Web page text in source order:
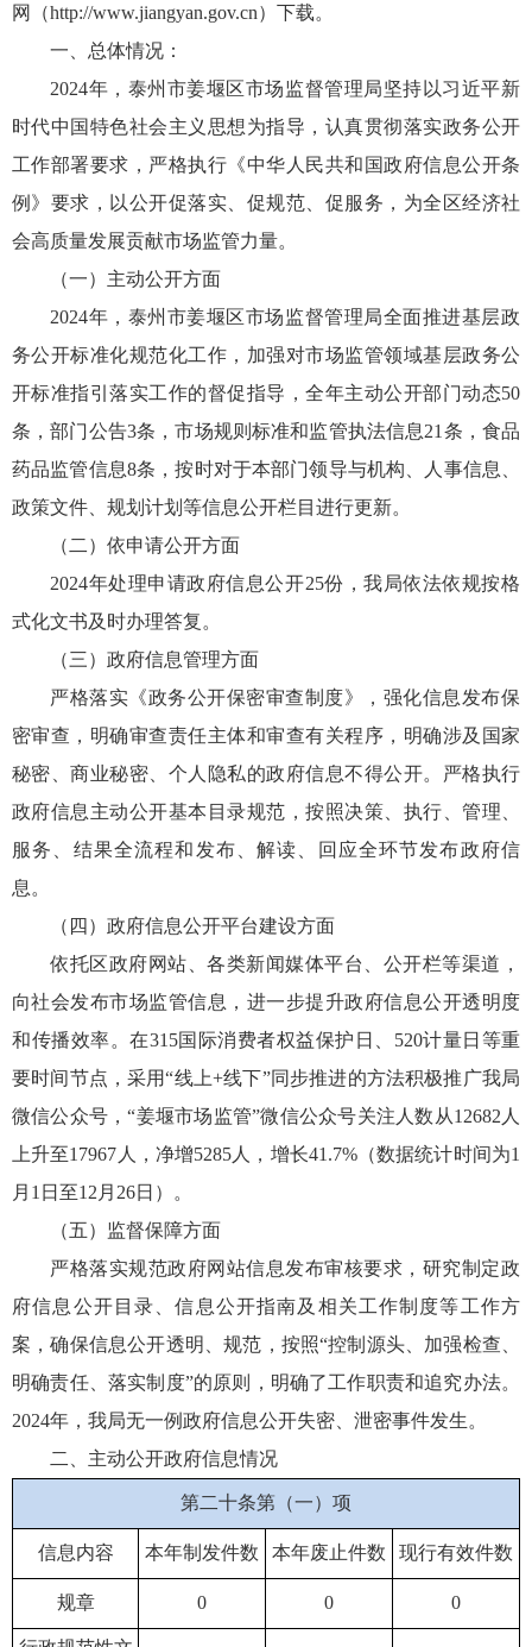
网（http://www.jiangyan.gov.cn）下载。
一、总体情况：
2024年，泰州市姜堰区市场监督管理局坚持以习近平新
时代中国特色社会主义思想为指导，认真贯彻落实政务公开
工作部署要求，严格执行《中华人民共和国政府信息公开条
例》要求，以公开促落实、促规范、促服务，为全区经济社
会高质量发展贡献市场监管力量。
（一）主动公开方面
2024年，泰州市姜堰区市场监督管理局全面推进基层政
务公开标准化规范化工作，加强对市场监管领域基层政务公
开标准指引落实工作的督促指导，全年主动公开部门动态50
条，部门公告3条，市场规则标准和监管执法信息21条，食品
药品监管信息8条，按时对于本部门领导与机构、人事信息、
政策文件、规划计划等信息公开栏目进行更新。
（二）依申请公开方面
2024年处理申请政府信息公开25份，我局依法依规按格
式化文书及时办理答复。
（三）政府信息管理方面
严格落实《政务公开保密审查制度》，强化信息发布保
密审查，明确审查责任主体和审查有关程序，明确涉及国家
秘密、商业秘密、个人隐私的政府信息不得公开。严格执行
政府信息主动公开基本目录规范，按照决策、执行、管理、
服务、结果全流程和发布、解读、回应全环节发布政府信
息。
（四）政府信息公开平台建设方面
依托区政府网站、各类新闻媒体平台、公开栏等渠道，
向社会发布市场监管信息，进一步提升政府信息公开透明度
和传播效率。在315国际消费者权益保护日、520计量日等重
要时间节点，采用“线上+线下”同步推进的方法积极推广我局
微信公众号，“姜堰市场监管”微信公众号关注人数从12682人
上升至17967人，净增5285人，增长41.7%（数据统计时间为1
月1日至12月26日）。
（五）监督保障方面
严格落实规范政府网站信息发布审核要求，研究制定政
府信息公开目录、信息公开指南及相关工作制度等工作方
案，确保信息公开透明、规范，按照“控制源头、加强检查、
明确责任、落实制度”的原则，明确了工作职责和追究办法。
2024年，我局无一例政府信息公开失密、泄密事件发生。
二、主动公开政府信息情况
第二十条第（一）项
信息内容 本年制发件数 本年废止件数 现行有效件数
规章 0 0 0